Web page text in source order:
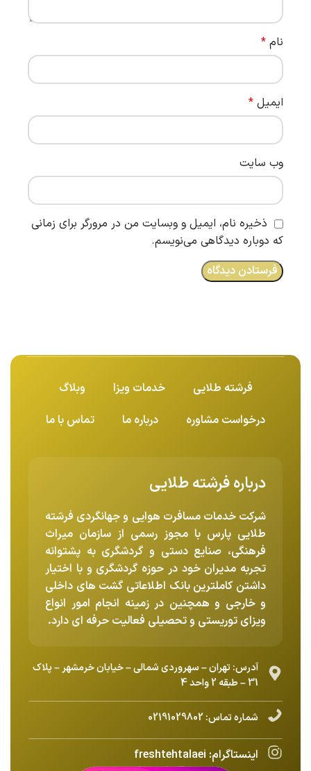
نام *
ایمیل *
وب‌ سایت
ذخیره نام، ایمیل و وبسایت من در مرورگر برای زمانی
که دوباره دیدگاهی می‌نویسم.
فرشته طلایی خدمات ویزا
وبلاگ
درخواست مشاوره
درباره ما تماس با ما
درباره فرشته طلایی
شرکت خدمات مسافرت هوایی و جهانگردی فرشته
طلایی پارس با مجوز رسمی از سازمان میراث
فرهنگی، صنایع دستی و گردشگری به پشتوانه
تجربه مدیران خود در حوزه گردشگری و با اختیار
داشتن کاملترین بانک اطلاعاتی گشت های داخلی
و خارجی و همچنین در زمینه انجام امور انواع
ویزای توریستی و تحصیلی فعالیت حرفه ای دارد.
آدرس: تهران – سهروردی شمالی – خیابان خرمشهر – پلاک
31 – طبقه 2 واحد 4
شماره تماس: 02191029802
اینستاگرام: freshtehtalaei